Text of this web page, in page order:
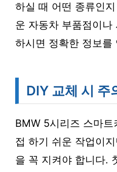
하실 때 어떤 종류인
운 자동차 부품점이나
하시면 정확한 정보를
DIY 교체 시 주
BMW 5시리즈 스마트
접 하기 쉬운 작업이
을 꼭 지켜야 합니다.